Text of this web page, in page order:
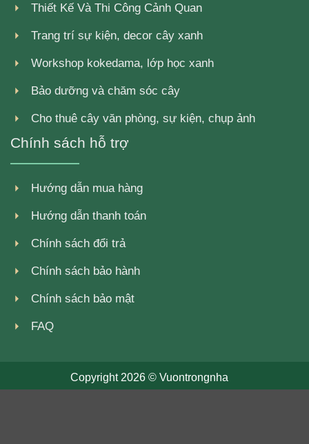
Thiết Kế Và Thi Công Cảnh Quan
Trang trí sự kiện, decor cây xanh
Workshop kokedama, lớp học xanh
Bảo dưỡng và chăm sóc cây
Cho thuê cây văn phòng, sự kiện, chụp ảnh
Chính sách hỗ trợ
Hướng dẫn mua hàng
Hướng dẫn thanh toán
Chính sách đổi trả
Chính sách bảo hành
Chính sách bảo mật
FAQ
Copyright 2026 © Vuontrongnha